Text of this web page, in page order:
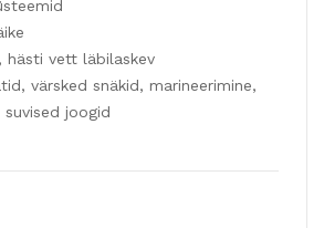
hästi vett läbilaskev
värsked snäkid, marineerimine,
suvised joogid